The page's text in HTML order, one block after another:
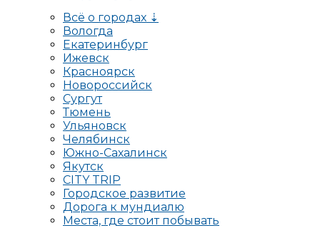
Всё о городах ⇣
Вологда
Екатеринбург
Ижевск
Красноярск
Новороссийск
Сургут
Тюмень
Ульяновск
Челябинск
Южно-Сахалинск
Якутск
CITY TRIP
Городское развитие
Дорога к мундиалю
Места, где стоит побывать